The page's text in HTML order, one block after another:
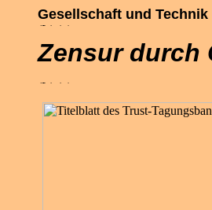
Gesellschaft und Technik
Zensur durch